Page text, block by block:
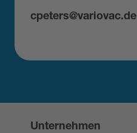
cpeters@variovac.de
Unternehmen